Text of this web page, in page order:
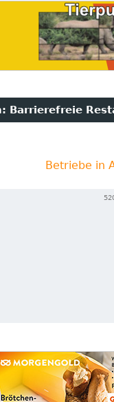
Barrierefreie
Betriebe in